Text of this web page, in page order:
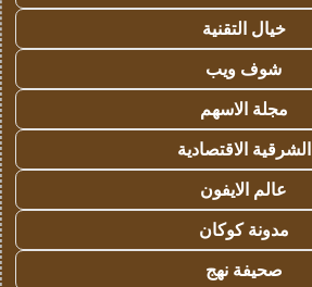
خيال التقنية
شوف ويب
مجلة الاسهم
الشرقية الاقتصادية
عالم الايفون
مدونة كوكان
صحيفة نهج